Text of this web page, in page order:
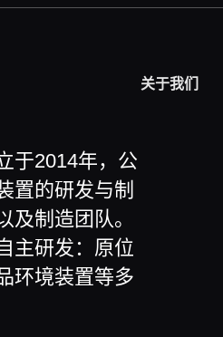
于2014年，公
置的研发与制
及制造团队。
主研发：原位
环境装置等多
关于我们